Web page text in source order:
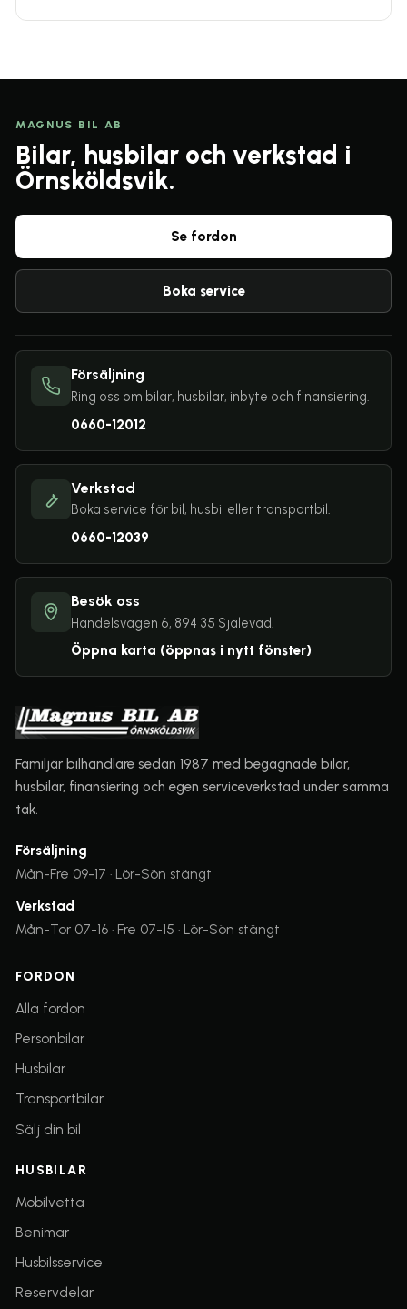
MAGNUS BIL AB
Bilar, husbilar och verkstad i
Örnsköldsvik.
Se fordon
Boka service
Försäljning
Ring oss om bilar, husbilar, inbyte och finansiering.
0660-12012
Verkstad
Boka service för bil, husbil eller transportbil.
0660-12039
Besök oss
Handelsvägen 6, 894 35 Själevad.
Öppna karta (öppnas i nytt fönster)
Familjär bilhandlare sedan 1987 med begagnade bilar,
husbilar, finansiering och egen serviceverkstad under samma
tak.
Försäljning
Mån-Fre 09-17 · Lör-Sön stängt
Verkstad
Mån-Tor 07-16 · Fre 07-15 · Lör-Sön stängt
FORDON
Alla fordon
Personbilar
Husbilar
Transportbilar
Sälj din bil
HUSBILAR
Mobilvetta(öppnas i nytt fönster)
Benimar(öppnas i nytt fönster)
Husbilsservice
Reservdelar(öppnas i nytt fönster)